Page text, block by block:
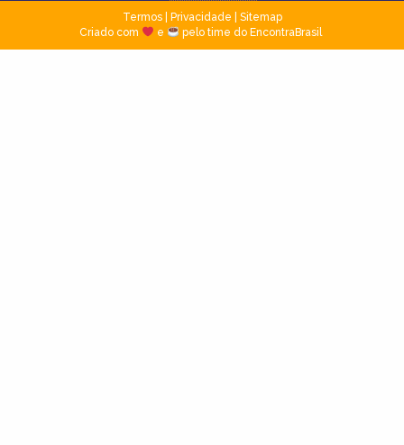
Termos| Privacidade
Sitemap
Criado com
e pelo time do EncontraBrasil